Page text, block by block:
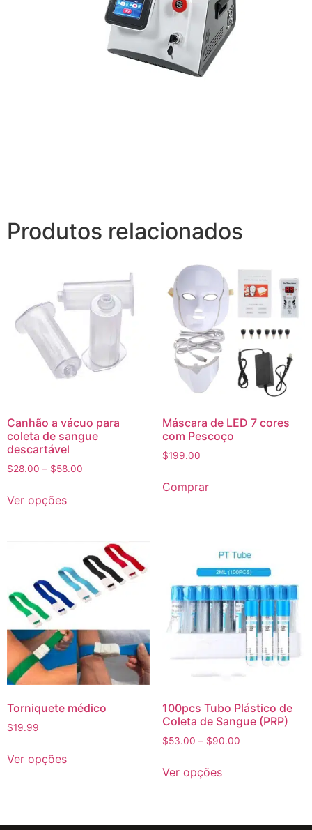
Produtos relacionados
Canhão a vácuo para
coleta de sangue
descartável
$28.00 – $58.00
Ver opções
Máscara de LED 7 cores
com Pescoço
$199.00
Comprar
Torniquete médico
$19.99
Ver opções
100pcs Tubo Plástico de
Coleta de Sangue (PRP)
$53.00 – $90.00
Ver opções